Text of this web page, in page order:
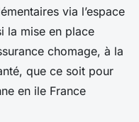
via l’espace
la mise en place
chomage, à la
que ce soit pour
en ile France